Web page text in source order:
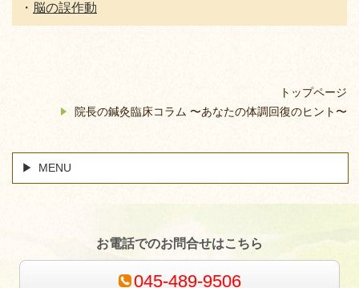
・ 脳の誤作動
トップページ
院長の鍼灸臨床コラム 〜あなたの体調回復のヒント〜
MENU
お電話でのお問合せはこちら
045-489-9506